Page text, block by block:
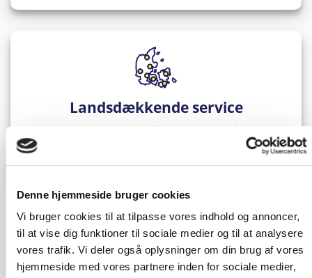
Denne hjemmeside bruger cookies
Vi bruger cookies til at tilpasse vores indhold og annoncer,
til at vise dig funktioner til sociale medier og til at analysere
vores trafik. Vi deler også oplysninger om din brug af vores
hjemmeside med vores partnere inden for sociale medier,
Landsdækkende service
Uanset hvor du bor i landet, kan du bruge
Solgt.com. Vi tilbyder landsdækkende service, så
du altid kan sælge din bil lokalt og nemt.